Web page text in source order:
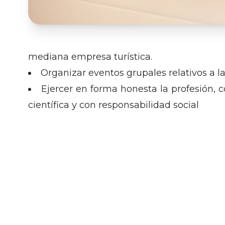
mediana empresa turística.
Organizar eventos grupales relativos a
Ejercer en forma honesta la profesión,
científica y con responsabilidad social